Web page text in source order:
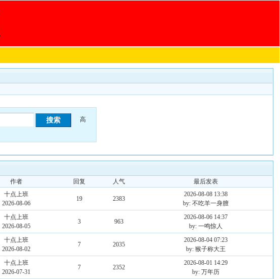
高
作者 回复 人气
最后发表
十点上班
2026-08-06
19 2383
2026-08-08 13:38
by: 不吃羊一身膻
十点上班
2026-08-05
3 963
2026-08-06 14:37
by: 一鸣惊人
十点上班
2026-08-02
7 2035
2026-08-04 07:23
by: 猴子称大王
十点上班
2026-07-31
7 2352
2026-08-01 14:29
by: 万年历